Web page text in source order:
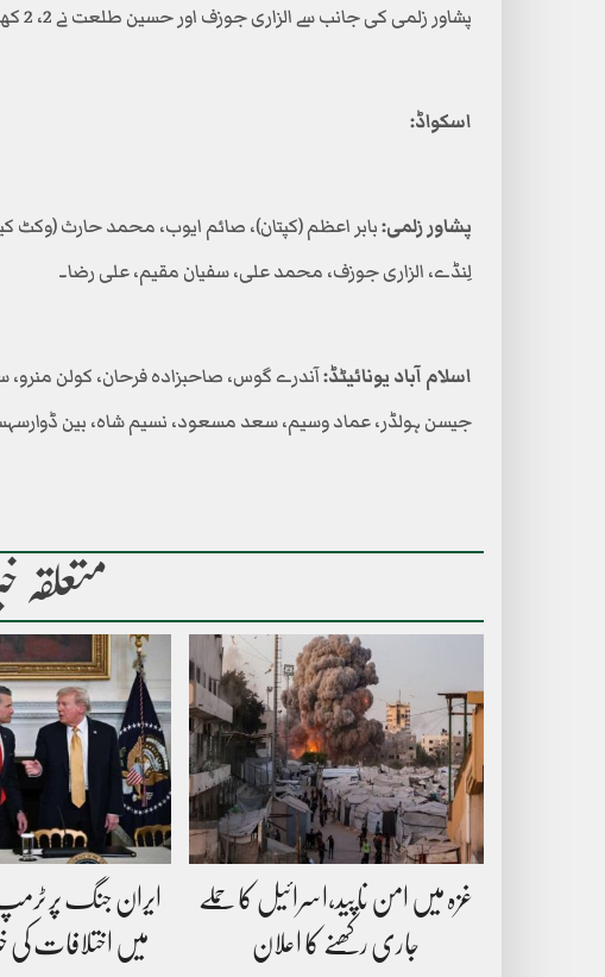
پشاور زلمی کی جانب سے الزاری جوزف اور حسین طلعت نے 2، 2 کھلاڑیوں کو آؤٹ کیا۔
اسکواڈ:
پشاور زلمی:بابر اعظم (کپتان)، صائم ایوب، محمد حارث (وکٹ
لِنڈے، الزاری جوزف، محمد علی، سفیان مقیم، علی رضا۔
اسلام آباد یونائیٹڈ:آندرے گوس، صاحبزادہ فرحان، کولن منرو،
جیسن ہولڈر، عماد وسیم، سعد مسعود، نسیم شاہ، بین
متعلقہ
غزہ میں امن ناپید،اسرائیل کا حملے
جاری رکھنے کا اعلان
ایران جنگ پر ٹرمپ
میں اختلافات کی